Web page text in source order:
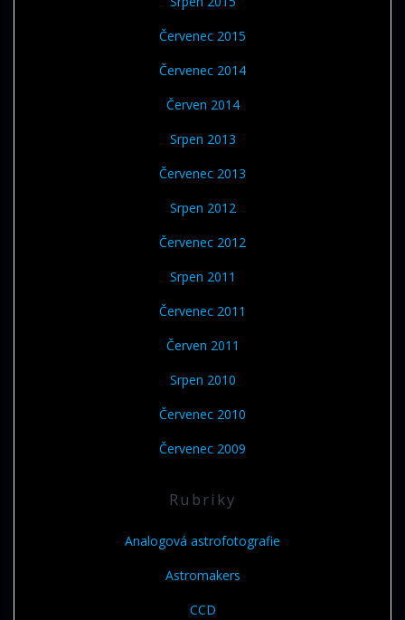
Červenec 2015
Červenec 2014
Červen 2014
Srpen 2013
Červenec 2013
Srpen 2012
Červenec 2012
Srpen 2011
Červenec 2011
Červen 2011
Srpen 2010
Červenec 2010
Červenec 2009
Rubriky
Analogová astrofotografie
Astromakers
CCD